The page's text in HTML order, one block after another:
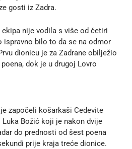
gosti iz Zadra.
nije vodila s više od četiri
ispravno bilo to da se na odmor
dionicu je za Zadrane obilježio
dok je u drugoj Lovro
započeli košarkaši Cedevite
Božić koji je nakon dvije
do prednosti od šest poena
prije kraja treće dionice.